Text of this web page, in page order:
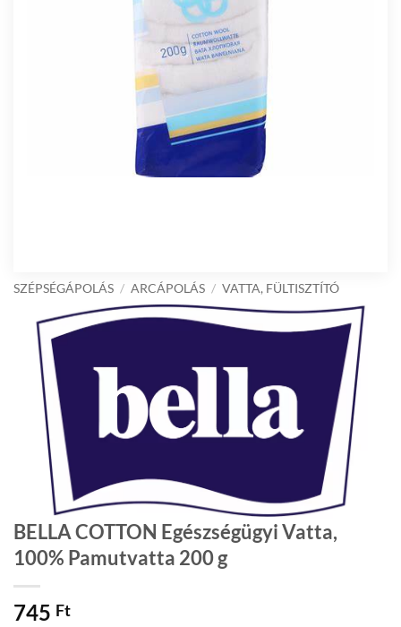
SZÉPSÉGÁPOLÁS / ARCÁPOLÁS / VATTA, FÜLTISZTÍTÓ
BELLA COTTON Egészségügyi Vatta,
100% Pamutvatta 200 g
745 Ft